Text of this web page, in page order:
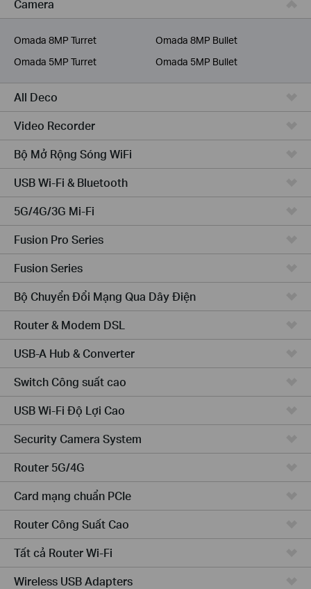
Dịch Vụ Viễn Thông
Camera
Omada 8MP Turret
Omada 8MP Bullet
Omada 5MP Turret
Omada 5MP Bullet
All Deco
Video Recorder
Bộ Mở Rộng Sóng WiFi
USB Wi-Fi & Bluetooth
5G/4G/3G Mi-Fi
Fusion Pro Series
Fusion Series
Bộ Chuyển Đổi Mạng Qua Dây Điện
Router & Modem DSL
USB-A Hub & Converter
Switch Công suất cao
USB Wi-Fi Độ Lợi Cao
Security Camera System
Router 5G/4G
Card mạng chuẩn PCIe
Router Công Suất Cao
Tất cả Router Wi-Fi
Wireless USB Adapters